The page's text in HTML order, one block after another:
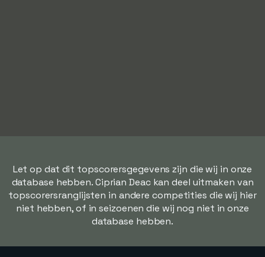
Let op dat dit topscorersgegevens zijn die wij in onze
database hebben. Ciprian Deac kan deel uitmaken van
topscorersranglijsten in andere competities die wij hier
niet hebben, of in seizoenen die wij nog niet in onze
database hebben.